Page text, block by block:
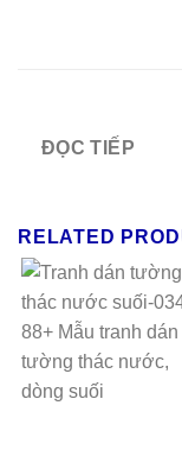
ĐỌC TIẾP
RELATED
88+ Mẫu tranh dán
tường thác nước,
dòng suối